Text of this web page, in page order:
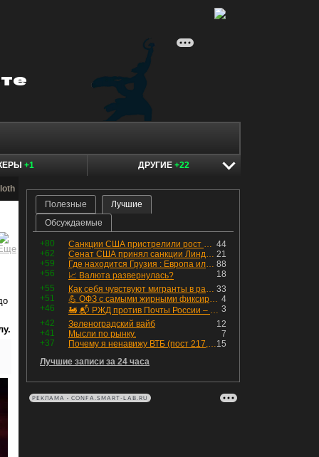
+1 ДРУГИЕ +22
Полезные
Лучшие
Обсуждаемые
+80 44
Санкции США пристрелили рост акций в России
+62
21
Сенат США принял санкции Линдси Грэма против России
+59
88
Где находится Грузия : Европа или Азия
+56
18
📈 Валюта развернулась?
+55
33
Как себя чувствуют мигранты в раю, в который они так стремились
+51
4
💪 ОФЗ с самыми жирными фиксированными купонами
+46
3
🚂 📬 РЖД против Почты России – Какие облигации выбрать?
+42
12
Зеленоградский вайб
+41
7
Мысли по рынку.
+37
15
Почему я ненавижу ВТБ (пост 217, 12+)
Лучшие записи за 24 часа
РЕКЛАМА • CONFA.SMART-LAB.RU